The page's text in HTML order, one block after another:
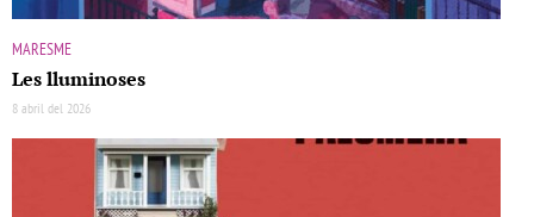
MARESME
Les lluminoses
8 abril del 2026